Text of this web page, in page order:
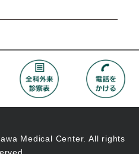
Medical Center. All rights